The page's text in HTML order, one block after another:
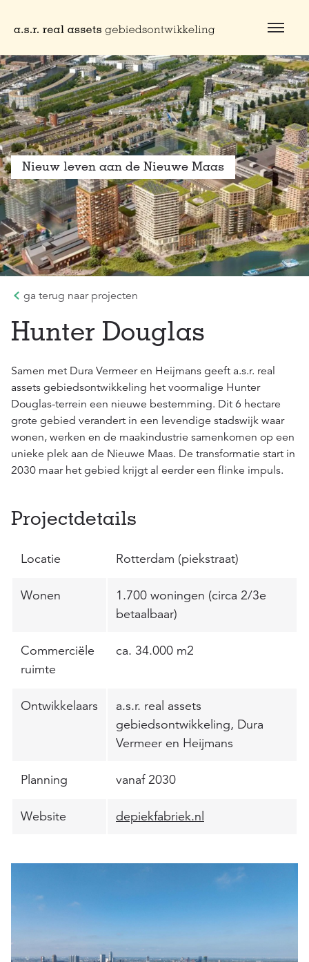
Nieuw leven aan de Nieuwe Maas
ga terug naar projecten
Hunter Douglas
Samen met Dura Vermeer en Heijmans geeft a.s.r. real
assets gebiedsontwikkeling het voormalige Hunter
Douglas-terrein een nieuwe bestemming. Dit 6 hectare
grote gebied verandert in een levendige stadswijk waar
wonen, werken en de maakindustrie samenkomen op een
unieke plek aan de Nieuwe Maas. De transformatie start in
2030 maar het gebied krijgt al eerder een flinke impuls.
Projectdetails
Locatie Rotterdam (piekstraat)
Wonen
1.700 woningen (circa 2/3e
betaalbaar)
Commerciële
ruimte
ca. 34.000 m2
Ontwikkelaars
a.s.r. real assets
gebiedsontwikkeling, Dura
Vermeer en Heijmans
Planning vanaf 2030
Website depiekfabriek.nl